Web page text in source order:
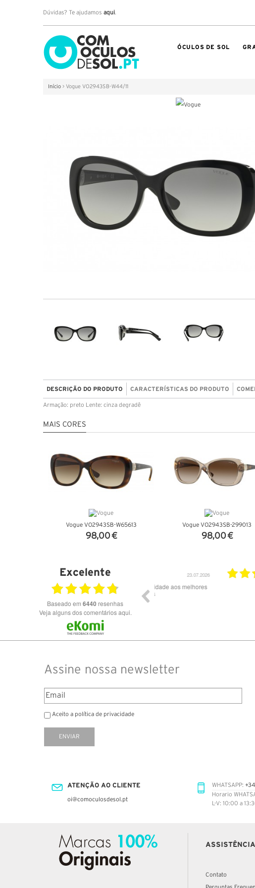
Dúvidas? Te ajudamos aqui.
ÓCULOS DE SOL
Início > Vogue VO2943SB-W44/11
DESCRIÇÃO DO PRODUTO CARACTERÍSTICAS DO PRODUTO
Armação: preto Lente: cinza degradê
MAIS CORES
Vogue VO2943SB-W65613
98,00 €
Vogue VO2943SB-299013
98,00 €
Excelente
Baseado em 6440 resenhas
Veja alguns dos comentários aqui.
Óculos de excelente qualidade aos melhores
preços
Excelente serviço.
Assine nossa newsletter
Aceito a política de privacidade
ENVIAR
ATENÇÃO AO CLIENTE
oi@comoculosdesol.pt
WHATSAPP:
Horario
L-V: 10:00 a
ASSISTÊNCIA
Contato